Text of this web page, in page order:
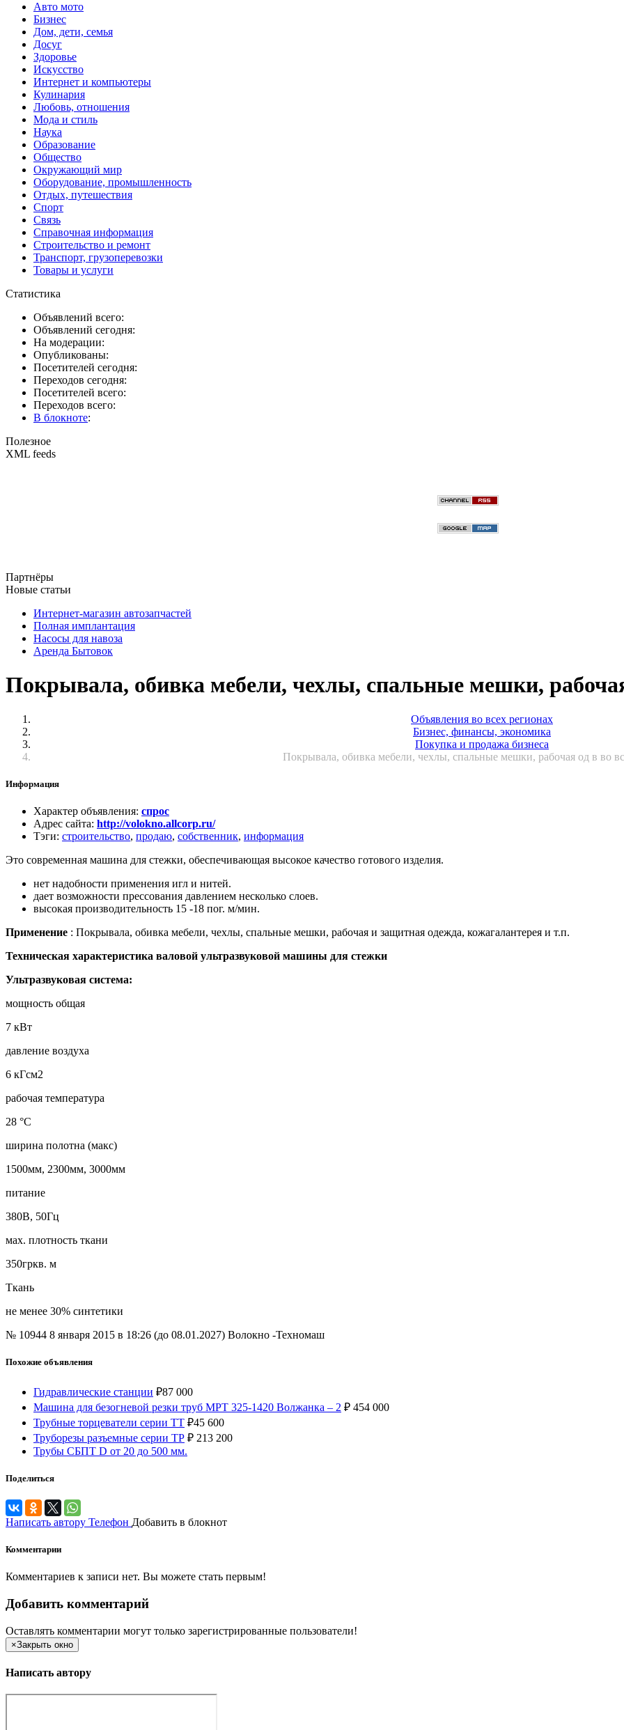
Авто мото
Бизнес
Дом, дети, семья
Досуг
Здоровье
Искусство
Интернет и компьютеры
Кулинария
Любовь, отношения
Мода и стиль
Наука
Образование
Общество
Окружающий мир
Оборудование, промышленность
Отдых, путешествия
Спорт
Связь
Справочная информация
Строительство и ремонт
Транспорт, грузоперевозки
Товары и услуги
Статистика
Объявлений всего:
Объявлений сегодня:
На модерации:
Опубликованы:
Посетителей сегодня:
Переходов сегодня:
Посетителей всего:
Переходов всего:
В блокноте:
Полезное
XML feeds
Партнёры
Новые статьи
Интернет-магазин автозапчастей
Полная имплантация
Насосы для навоза
Аренда Бытовок
Покрывала, обивка мебели, чехлы, спальные мешки,
Объявления во всех регионах
Бизнес, финансы, экономика
Покупка и продажа бизнеса
Покрывала, обивка мебели, чехлы, спальные мешки, рабочая од в во
Информация
Характер объявления: спрос
Адрес сайта: http://volokno.allcorp.ru/
Тэги: строительство, продаю, собственник, информация
Это современная машина для стежки, обеспечивающая высокое качество готового изделия.
нет надобности применения игл и нитей.
дает возможности прессования давлением несколько слоев.
высокая производительность 15 -18 пог. м/мин.
Применение : Покрывала, обивка мебели, чехлы, спальные мешки, рабочая и защитная одежда, кожагалантерея и т.п.
Техническая характеристика валовой ультразвуковой машины для стежки
Ультразвуковая система:
мощность общая
7 кВт
давление воздуха
6 кГсм2
рабочая температура
28 °С
ширина полотна (макс)
1500мм, 2300мм, 3000мм
питание
380В, 50Гц
мах. плотность ткани
350гркв. м
Ткань
не менее 30% синтетики
№ 10944 8 января 2015 в 18:26 (до 08.01.2027) Волокно -Техномаш
Похожие объявления
Гидравлические станции ₽87 000
Машина для безогневой резки труб МРТ 325-1420 Волжанка – 2 ₽ 454 000
Трубные торцеватели серии ТТ ₽45 600
Труборезы разъемные серии ТР ₽ 213 200
Трубы СБПТ D от 20 до 500 мм.
Поделиться
Написать автору Телефон Добавить в блокнот
Комментарии
Комментариев к записи нет. Вы можете стать первым!
Добавить комментарий
Оставлять комментарии могут только зарегистрированные пользователи!
×Закрыть окно
Написать автору